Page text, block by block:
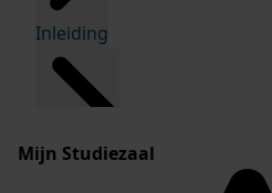
Inleiding
Mijn Studiezaal